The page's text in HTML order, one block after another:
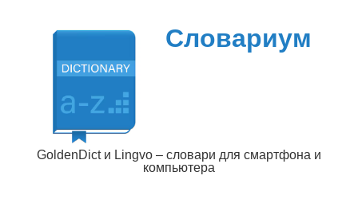
содержимому
Словариум
GoldenDict и Lingvo – словари для смартфона и
компьютера